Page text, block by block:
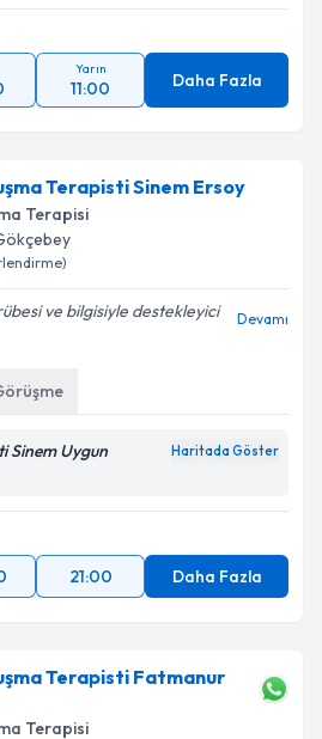
Yarın
11:00 Daha Fazla
Terapisti Sinem Ersoy
Terapisi
ve bilgisiyle destekleyici
Devamı
Sinem Uygun Haritada Göster
21:00 Daha Fazla
Terapisti Fatmanur
Terapisi